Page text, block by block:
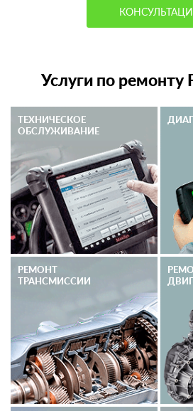
Услуги по ремонту
ТЕХНИЧЕСКОЕ
ОБСЛУЖИВАНИЕ
РЕМОНТ
ТРАНСМИССИИ